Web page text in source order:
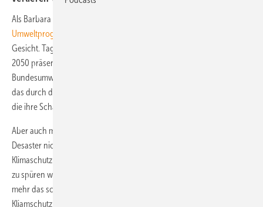
Als Barbara Hendricks heute in Berlin ihr "
Umweltprogramm 2030
Gesicht. Tags zurvor, als sie den Entwurf für das Klimaschutzplans
2050 präsentierte, da sah das noch ganz anders aus. Da musste die
Bundesumweltministerin Rede und Antwort stehen für ein Programm,
das durch die Hände sämtlich Lobbyisten gewandert zu sein scheint,
die ihre Schaffenskraft durch Klimaschutz gefährdet sehen.
Aber auch mit einem neuen Tag und einem neuen Thema kann das
Desaster nicht vom Tisch geräumt werden. Der Abschied vom
Klimaschutz in Kanzleramt und Wirtschaftsministerium ist so deutlich
zu spüren wie lange nicht mehr. Das Umweltministerium ist nur einmal
mehr das schwächste Glied in der Kette. Was sieht der Entwurf des
Kliamschutzplans 2050 nun vor?